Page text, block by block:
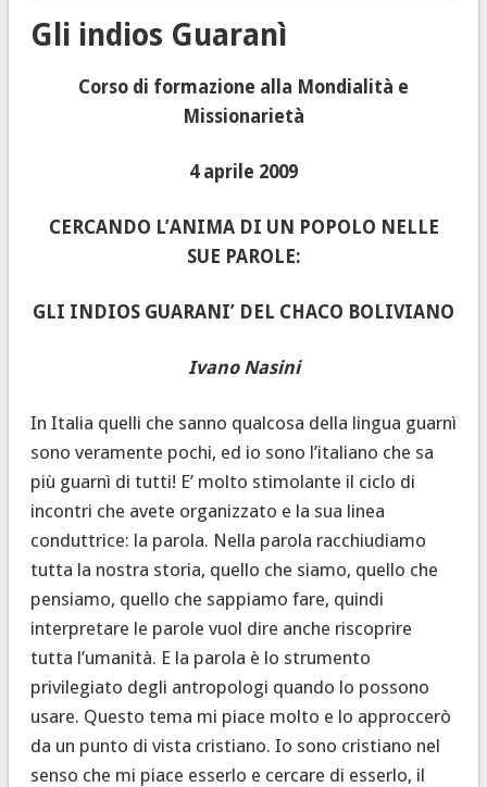
Gli indios Guaranì
Corso di formazione alla Mondialità e
Missionarietà
4 aprile 2009
CERCANDO L’ANIMA DI UN POPOLO NELLE
SUE PAROLE:
GLI INDIOS GUARANI’ DEL CHACO BOLIVIANO
Ivano Nasini
In Italia quelli che sanno qualcosa della lingua guarnì
sono veramente pochi, ed io sono l’italiano che sa
più guarnì di tutti! E’ molto stimolante il ciclo di
incontri che avete organizzato e la sua linea
conduttrice: la parola. Nella parola racchiudiamo
tutta la nostra storia, quello che siamo, quello che
pensiamo, quello che sappiamo fare, quindi
interpretare le parole vuol dire anche riscoprire
tutta l’umanità. E la parola è lo strumento
privilegiato degli antropologi quando lo possono
usare. Questo tema mi piace molto e lo approccerò
da un punto di vista cristiano. Io sono cristiano nel
senso che mi piace esserlo e cercare di esserlo, il